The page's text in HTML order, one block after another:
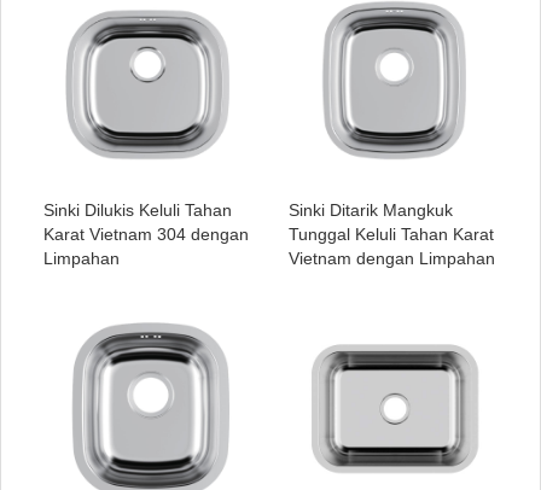
Sinki Dilukis Keluli Tahan
Karat Vietnam 304 dengan
Limpahan
Sinki Ditarik Mangkuk
Tunggal Keluli Tahan Karat
Vietnam dengan Limpahan